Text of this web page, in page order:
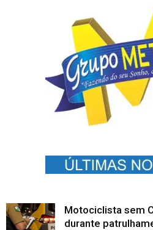
Motociclista sem
durante